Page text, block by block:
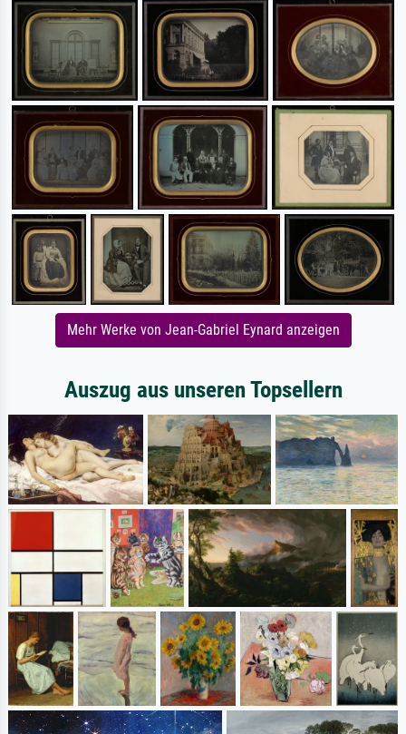
Mehr Werke von Jean-Gabriel Eynard anzeigen
Auszug aus unseren Topsellern